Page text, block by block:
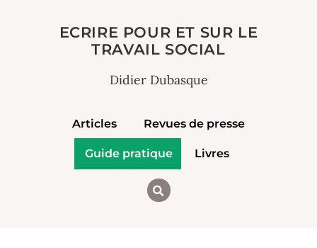
ECRIRE POUR ET SUR LE
TRAVAIL SOCIAL
Didier Dubasque
Articles Revues de presse
Guide pratique Livres